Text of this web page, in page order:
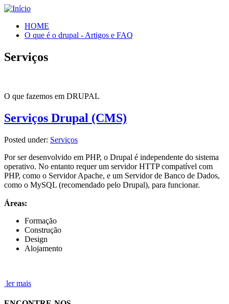
HOME
O que é o drupal - Artigos e FAQ
Serviços
O que fazemos em DRUPAL
Serviços Drupal (CMS)
Posted under: Serviços
Por ser desenvolvido em PHP, o Drupal é independente do sistema
operativo. No entanto requer um servidor HTTP compatível com
PHP, como o Servidor Apache, e um Servidor de Banco de Dados,
como o MySQL (recomendado pelo Drupal), para funcionar.
Áreas:
Formação
Construção
Design
Alojamento
ler mais